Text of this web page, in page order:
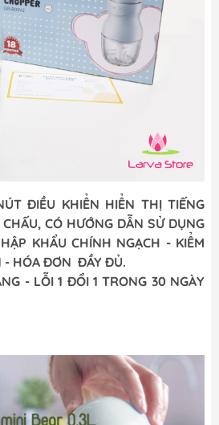
ĐIỀU KHIỂN HIỂN THỊ TIẾNG
CÓ HƯỚNG DẪN SỬ DỤNG
KHẨU CHÍNH NGẠCH - KIỂM
- HÓA ĐƠN ĐẦY ĐỦ.
- LỖI 1 ĐỔI 1 TRONG 30 NGÀY